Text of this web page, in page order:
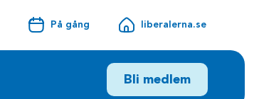
På gång liberalerna.se
Bli medlem